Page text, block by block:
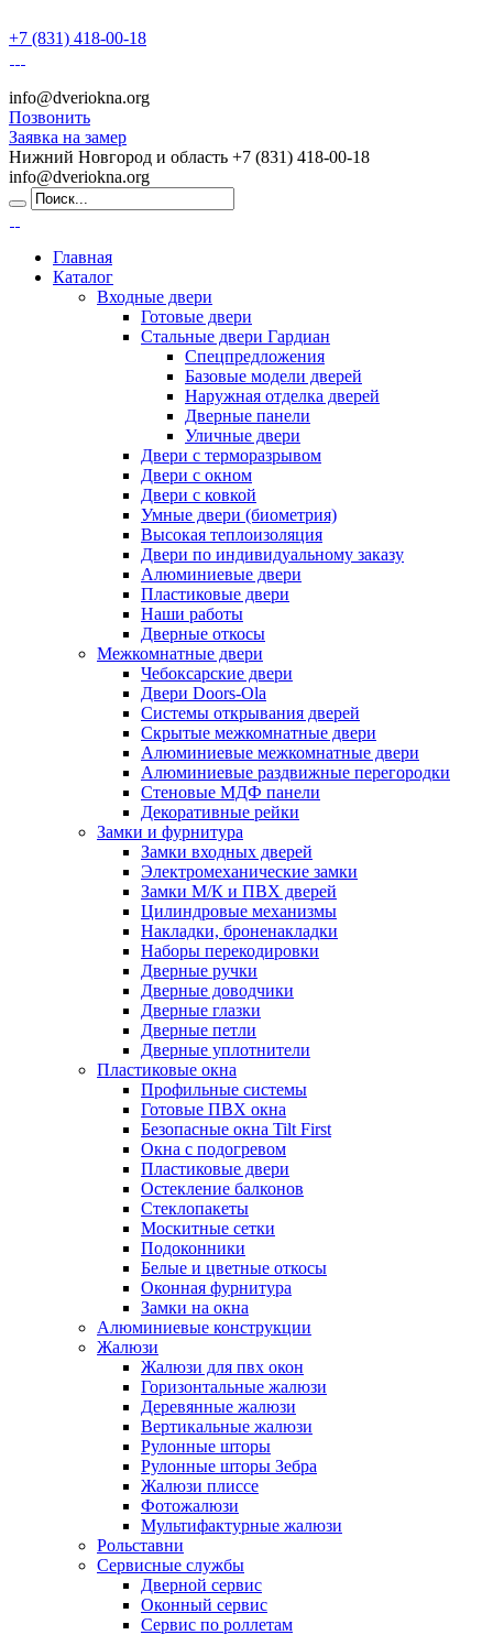
+7 (831) 418-00-18
info@dveriokna.org
Позвонить
Заявка на замер
Нижний Новгород и область +7 (831) 418-00-18
info@dveriokna.org
Главная
Каталог
Входные двери
Готовые двери
Стальные двери Гардиан
Спецпредложения
Базовые модели дверей
Наружная отделка дверей
Дверные панели
Уличные двери
Двери с терморазрывом
Двери с окном
Двери с ковкой
Умные двери (биометрия)
Высокая теплоизоляция
Двери по индивидуальному заказу
Алюминиевые двери
Пластиковые двери
Наши работы
Дверные откосы
Межкомнатные двери
Чебоксарские двери
Двери Doors-Ola
Системы открывания дверей
Скрытые межкомнатные двери
Алюминиевые межкомнатные двери
Алюминиевые раздвижные перегородки
Стеновые МДФ панели
Декоративные рейки
Замки и фурнитура
Замки входных дверей
Электромеханические замки
Замки М/К и ПВХ дверей
Цилиндровые механизмы
Накладки, броненакладки
Наборы перекодировки
Дверные ручки
Дверные доводчики
Дверные глазки
Дверные петли
Дверные уплотнители
Пластиковые окна
Профильные системы
Готовые ПВХ окна
Безопасные окна Tilt First
Окна с подогревом
Пластиковые двери
Остекление балконов
Стеклопакеты
Москитные сетки
Подоконники
Белые и цветные откосы
Оконная фурнитура
Замки на окна
Алюминиевые конструкции
Жалюзи
Жалюзи для пвх окон
Горизонтальные жалюзи
Деревянные жалюзи
Вертикальные жалюзи
Рулонные шторы
Рулонные шторы Зебра
Жалюзи плиссе
Фотожалюзи
Мультифактурные жалюзи
Рольставни
Сервисные службы
Дверной сервис
Оконный сервис
Сервис по роллетам